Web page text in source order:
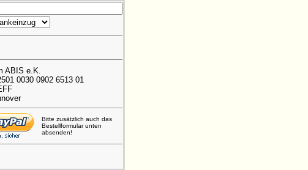
ABIS e.K.
0030 0902 6513 01
Bitte zusätzlich auch das
Bestellformular unten
absenden!